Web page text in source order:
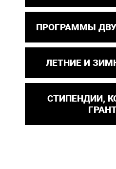
ПРОГРАММЫ
ЛЕТНИЕ И
СТИПЕНДИИ,